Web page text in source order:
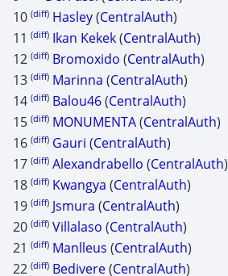
10 (diff) Hasley(CentralAuth)
11 (diff) Ikan Kekek(CentralAuth)
12 (diff) Bromoxido (CentralAuth)
13 (diff) Marinna (CentralAuth)
14 (diff) Balou46(CentralAuth)
15 (diff) MONUMENTA(CentralAuth)
16 (diff) Gauri (CentralAuth)
17 (diff) Alexandrabello (CentralAuth)
18 (diff) Kwangya (CentralAuth)
19 (diff) Jsmura (CentralAuth)
20 (diff) Villalaso (CentralAuth)
21 (diff) Manlleus (CentralAuth)
22 (diff) Bedivere(CentralAuth)